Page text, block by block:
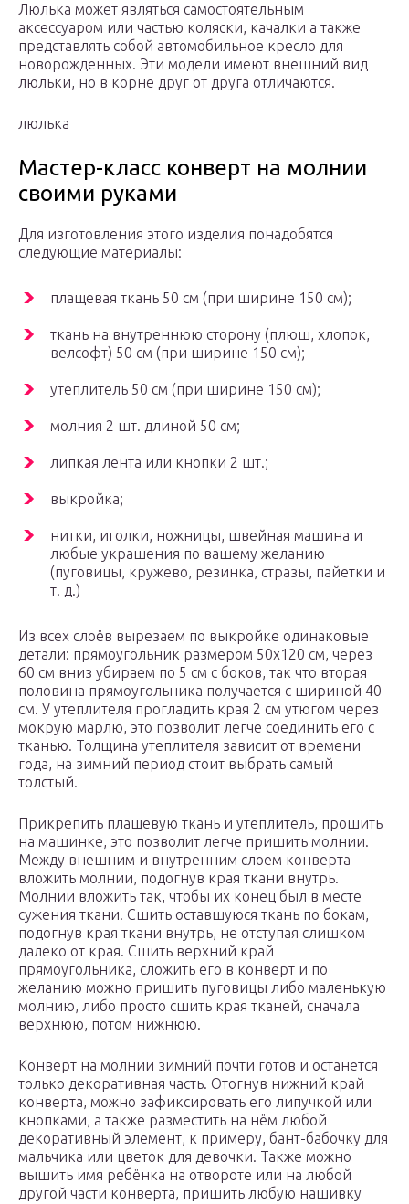
Люлька может являться самостоятельным
аксессуаром или частью коляски, качалки а также
представлять собой автомобильное кресло для
новорожденных. Эти модели имеют внешний вид
люльки, но в корне друг от друга отличаются.
люлька
Мастер-класс конверт на молнии
своими руками
Для изготовления этого изделия понадобятся
следующие материалы:
плащевая ткань 50 см (при ширине 150 см);
ткань на внутреннюю сторону (плюш, хлопок,
велсофт) 50 см (при ширине 150 см);
утеплитель 50 см (при ширине 150 см);
молния 2 шт. длиной 50 см;
липкая лента или кнопки 2 шт.;
выкройка;
нитки, иголки, ножницы, швейная машина и
любые украшения по вашему желанию
(пуговицы, кружево, резинка, стразы, пайетки и
т. д.)
Из всех слоёв вырезаем по выкройке одинаковые
детали: прямоугольник размером 50х120 см, через
60 см вниз убираем по 5 см с боков, так что вторая
половина прямоугольника получается с шириной 40
см. У утеплителя прогладить края 2 см утюгом через
мокрую марлю, это позволит легче соединить его с
тканью. Толщина утеплителя зависит от времени
года, на зимний период стоит выбрать самый
толстый.
Прикрепить плащевую ткань и утеплитель, прошить
на машинке, это позволит легче пришить молнии.
Между внешним и внутренним слоем конверта
вложить молнии, подогнув края ткани внутрь.
Молнии вложить так, чтобы их конец был в месте
сужения ткани. Сшить оставшуюся ткань по бокам,
подогнув края ткани внутрь, не отступая слишком
далеко от края. Сшить верхний край
прямоугольника, сложить его в конверт и по
желанию можно пришить пуговицы либо маленькую
молнию, либо просто сшить края тканей, сначала
верхнюю, потом нижнюю.
Конверт на молнии зимний почти готов и останется
только декоративная часть. Отогнув нижний край
конверта, можно зафиксировать его липучкой или
кнопками, а также разместить на нём любой
декоративный элемент, к примеру, бант-бабочку для
мальчика или цветок для девочки. Также можно
вышить имя ребёнка на отвороте или на любой
другой части конверта, пришить любую нашивку